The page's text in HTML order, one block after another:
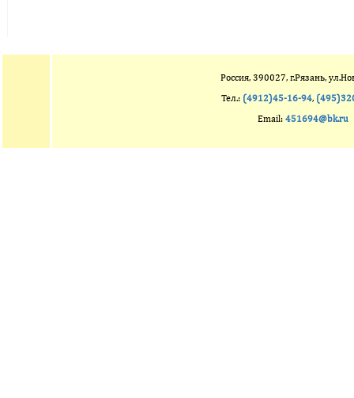
Россия, 390027, г.Рязань,
Тел.: (4912)45-16-94,
Email: 451694@bk.ru